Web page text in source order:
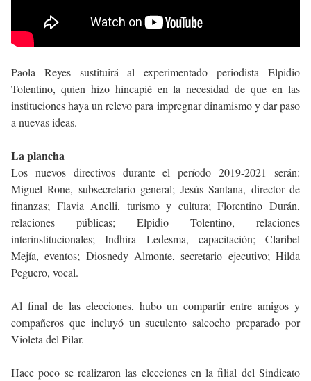
Paola Reyes sustituirá al experimentado periodista Elpidio
Tolentino, quien hizo hincapié en la necesidad de que en las
instituciones haya un relevo para impregnar dinamismo y dar paso
a nuevas ideas.
La plancha
Los nuevos directivos durante el período 2019-2021 serán:
Miguel Rone, subsecretario general; Jesús Santana, director de
finanzas; Flavia Anelli, turismo y cultura; Florentino Durán,
relaciones públicas; Elpidio Tolentino, relaciones
interinstitucionales; Indhira Ledesma, capacitación; Claribel
Mejía, eventos; Diosnedy Almonte, secretario ejecutivo; Hilda
Peguero, vocal.
Al final de las elecciones, hubo un compartir entre amigos y
compañeros que incluyó un suculento salcocho preparado por
Violeta del Pilar.
Hace poco se realizaron las elecciones en la filial del Sindicato